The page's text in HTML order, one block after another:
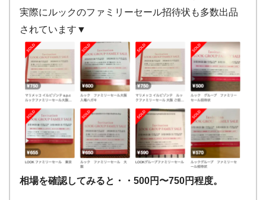
実際にルックのファミリーセール招待状も多数出品
されています▼
相場を確認してみると・・500円〜750円程度。